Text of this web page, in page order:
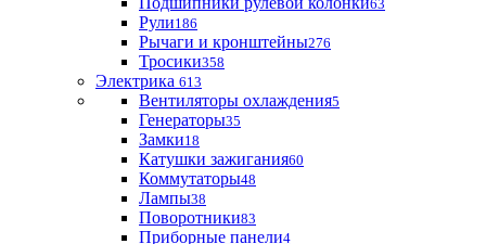
63
Рули186
Рычаги и кронштейны276
Тросики358
Электрика 613
Вентиляторы охлаждения5
Генераторы35
Замки18
Катушки зажигания60
Коммутаторы48
Лампы38
Поворотники83
Приборные панели4